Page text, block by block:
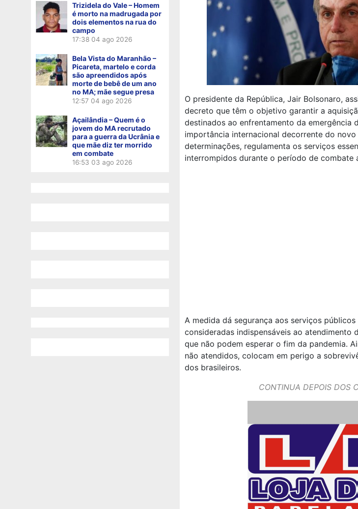
Trizidela do Vale – Homem
é morto na madrugada por
dois elementos na rua do
campo
17:38 04 ago 2026
Bela Vista do Maranhão –
Picareta, martelo e corda
são apreendidos após
morte de bebê de um ano
no MA; mãe segue presa
12:57 04 ago 2026
Açailândia – Quem é o
jovem do MA recrutado
para a guerra da Ucrânia e
que mãe diz ter morrido
em combate
16:53 03 ago 2026
O presidente da República, Jair Bolsonaro,
decreto que têm o objetivo garantir a
destinados ao enfrentamento da emergência
importância internacional decorrente do
determinações, regulamenta os serviços
interrompidos durante o período de combate
A medida dá segurança aos serviços
consideradas indispensáveis ao atendimento
que não podem esperar o fim da pandemia.
não atendidos, colocam em perigo a
dos brasileiros.
CONTINUA DEPOIS DOS